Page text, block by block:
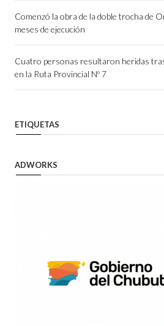
Comenzó la obra de la doble trocha de
meses de ejecución
Cuatro personas resultaron heridas
en la Ruta Provincial Nº 7
ETIQUETAS
ADWORKS